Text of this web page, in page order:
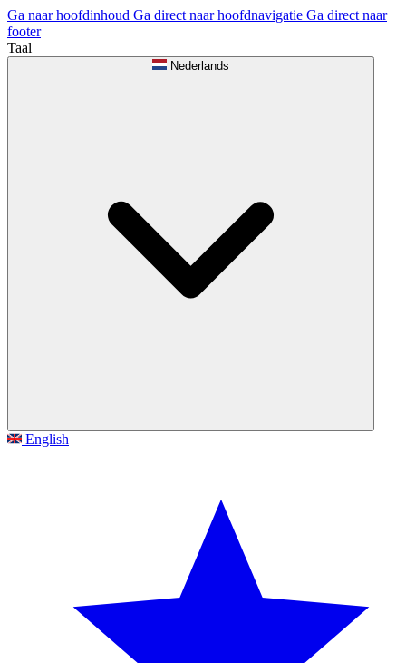
Ga naar hoofdinhoud Ga direct naar hoofdnavigatie Ga direct naar
footer
Taal
Nederlands
English